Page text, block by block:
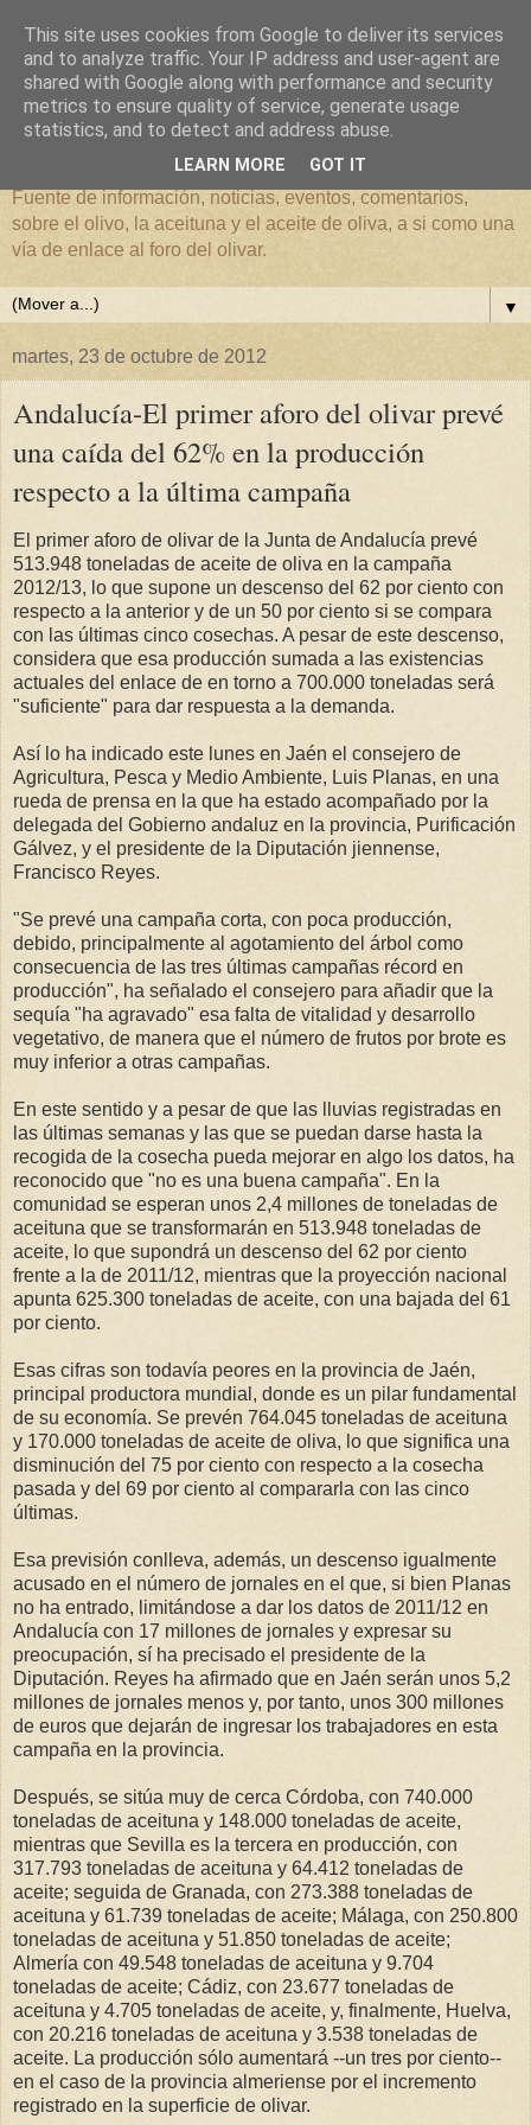
El mundo del Olivar
Fuente de información, noticias, eventos, comentarios,
sobre el olivo, la aceituna y el aceite de oliva, a si como una
vía de enlace al foro del olivar.
▼
martes, 23 de octubre de 2012
Andalucía-El primer aforo del olivar prevé
una caída del 62% en la producción
respecto a la última campaña
El primer aforo de olivar de la Junta de Andalucía prevé
513.948 toneladas de aceite de oliva en la campaña
2012/13, lo que supone un descenso del 62 por ciento con
respecto a la anterior y de un 50 por ciento si se compara
con las últimas cinco cosechas. A pesar de este descenso,
considera que esa producción sumada a las existencias
actuales del enlace de en torno a 700.000 toneladas será
"suficiente" para dar respuesta a la demanda.
Así lo ha indicado este lunes en Jaén el consejero de
Agricultura, Pesca y Medio Ambiente, Luis Planas, en una
rueda de prensa en la que ha estado acompañado por la
delegada del Gobierno andaluz en la provincia, Purificación
Gálvez, y el presidente de la Diputación jiennense,
Francisco Reyes.
"Se prevé una campaña corta, con poca producción,
debido, principalmente al agotamiento del árbol como
consecuencia de las tres últimas campañas récord en
producción", ha señalado el consejero para añadir que la
sequía "ha agravado" esa falta de vitalidad y desarrollo
vegetativo, de manera que el número de frutos por brote es
muy inferior a otras campañas.
En este sentido y a pesar de que las lluvias registradas en
las últimas semanas y las que se puedan darse hasta la
recogida de la cosecha pueda mejorar en algo los datos, ha
reconocido que "no es una buena campaña". En la
comunidad se esperan unos 2,4 millones de toneladas de
aceituna que se transformarán en 513.948 toneladas de
aceite, lo que supondrá un descenso del 62 por ciento
frente a la de 2011/12, mientras que la proyección nacional
apunta 625.300 toneladas de aceite, con una bajada del 61
por ciento.
Esas cifras son todavía peores en la provincia de Jaén,
principal productora mundial, donde es un pilar fundamental
de su economía. Se prevén 764.045 toneladas de aceituna
y 170.000 toneladas de aceite de oliva, lo que significa una
disminución del 75 por ciento con respecto a la cosecha
pasada y del 69 por ciento al compararla con las cinco
últimas.
Esa previsión conlleva, además, un descenso igualmente
acusado en el número de jornales en el que, si bien Planas
no ha entrado, limitándose a dar los datos de 2011/12 en
Andalucía con 17 millones de jornales y expresar su
preocupación, sí ha precisado el presidente de la
Diputación. Reyes ha afirmado que en Jaén serán unos 5,2
millones de jornales menos y, por tanto, unos 300 millones
de euros que dejarán de ingresar los trabajadores en esta
campaña en la provincia.
Después, se sitúa muy de cerca Córdoba, con 740.000
toneladas de aceituna y 148.000 toneladas de aceite,
mientras que Sevilla es la tercera en producción, con
317.793 toneladas de aceituna y 64.412 toneladas de
aceite; seguida de Granada, con 273.388 toneladas de
aceituna y 61.739 toneladas de aceite; Málaga, con 250.800
toneladas de aceituna y 51.850 toneladas de aceite;
Almería con 49.548 toneladas de aceituna y 9.704
toneladas de aceite; Cádiz, con 23.677 toneladas de
aceituna y 4.705 toneladas de aceite, y, finalmente, Huelva,
con 20.216 toneladas de aceituna y 3.538 toneladas de
aceite. La producción sólo aumentará --un tres por ciento--
en el caso de la provincia almeriense por el incremento
registrado en la superficie de olivar.
This site uses cookies from Google to deliver its services
and to analyze traffic. Your IP address and user-agent are
shared with Google along with performance and security
metrics to ensure quality of service, generate usage
statistics, and to detect and address abuse.
LEARN MORE GOT IT